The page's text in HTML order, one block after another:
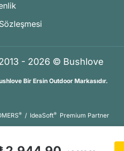
- 2026 © Bushlove
Bir Ersin Outdoor Markasıdır.
® / IdeaSoft® Premium Partner